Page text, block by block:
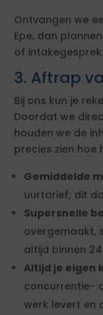
Ontvangen we
Epe, dan
of intakegesprek
3. Aftrap
Bij ons kun je
Doordat we
houden we de
precies zien
Gemiddelde
uurtarief; dit
Supersnelle
overgemaakt,
altijd binnen
Altijd je eigen
concurrentie-
werk levert en